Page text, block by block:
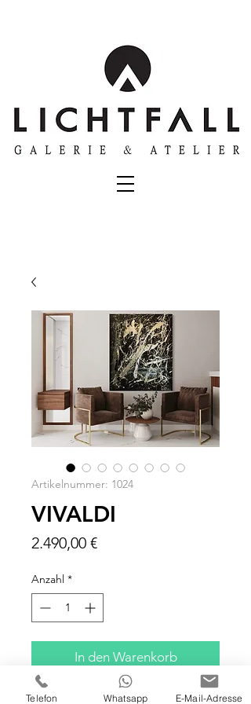
Artikelnummer: 1024
VIVALDI
2.490,00 €Preis
Anzahl *
In den Warenkorb
Telefon Whatsapp E-Mail-Adresse